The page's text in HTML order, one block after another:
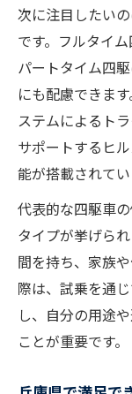
アウ
車の
アウ
四駆車の
車で
兵
実際
車好
自分に最
車選
兵庫
次に注目したい
です。フルタイ
パートタイム四
にも配慮できま
ステムによるト
サポートするヒ
能が搭載されてい
代表的な四駆車
タイプが挙げら
間を持ち、家族
際は、試乗を通
し、自分の用途
ことが重要です。